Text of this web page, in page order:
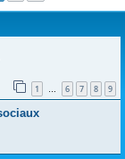
r
1 … 6 7 8 9